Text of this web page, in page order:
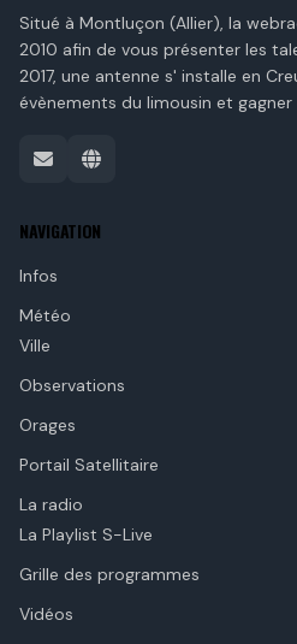
Situé à Montluçon (Allier), la
2010 afin de vous présenter les
2017, une antenne s' installe en
évènements du limousin et gagner
NAVIGATION
Infos
Météo
Ville
Observations
Orages
Portail Satellitaire
La radio
La Playlist S-Live
Grille des programmes
Vidéos